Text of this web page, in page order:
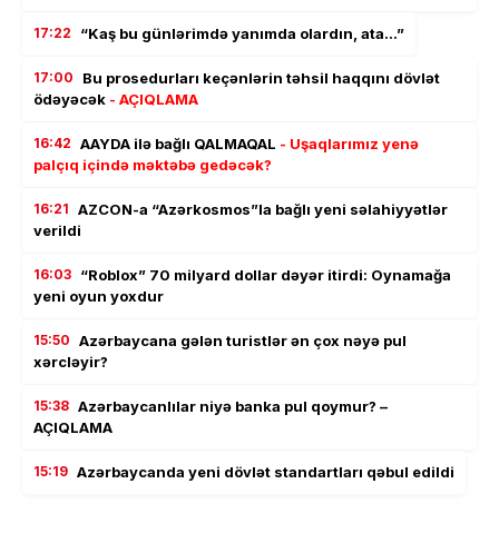
17:22 “Kaş bu günlərimdə yanımda olardın, ata…”
17:00
Bu prosedurları keçənlərin təhsil haqqını dövlət
ödəyəcək - AÇIQLAMA
16:42 AAYDA ilə bağlı QALMAQAL - Uşaqlarımız yenə
palçıq içində məktəbə gedəcək?
16:21 AZCON-a “Azərkosmos”la bağlı yeni səlahiyyətlər
verildi
16:03 “Roblox” 70 milyard dollar dəyər itirdi: Oynamağa
yeni oyun yoxdur
15:50 Azərbaycana gələn turistlər ən çox nəyə pul
xərcləyir?
15:38 Azərbaycanlılar niyə banka pul qoymur? –
AÇIQLAMA
15:19 Azərbaycanda yeni dövlət standartları qəbul edildi